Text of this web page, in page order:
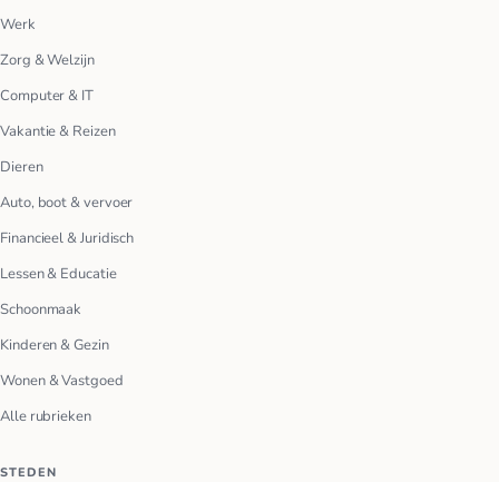
Werk
Zorg & Welzijn
Computer & IT
Vakantie & Reizen
Dieren
Auto, boot & vervoer
Financieel & Juridisch
Lessen & Educatie
Schoonmaak
Kinderen & Gezin
Wonen & Vastgoed
Alle rubrieken
STEDEN